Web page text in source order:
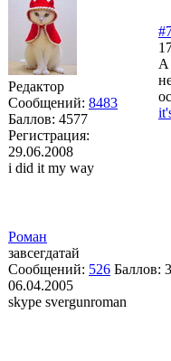
Редактор
Сообщений: 8483
Баллов: 4577
Регистрация:
29.06.2008
i did it my way
А
Роман
завсегдатай
Сообщений: 526 Баллов:
06.04.2005
skype svergunroman